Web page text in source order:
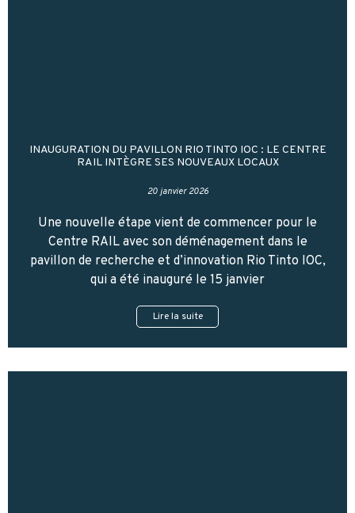
INAUGURATION DU PAVILLON RIO TINTO IOC : LE CENTRE
RAIL INTÈGRE SES NOUVEAUX LOCAUX
20 janvier 2026
Une nouvelle étape vient de commencer pour le
Centre RAIL avec son déménagement dans le
pavillon de recherche et d’innovation Rio Tinto IOC,
qui a été inauguré le 15 janvier
Lire la suite